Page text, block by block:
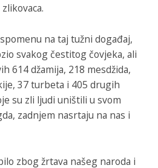
na taj tužni događaj,
svakog čestitog čovjeka, ali
614 džamija, 218 mesdžida,
37 turbeta i 405 drugih
su zli ljudi uništili u svom
zadnjem nasrtaju na nas i
zbog žrtava našeg naroda i